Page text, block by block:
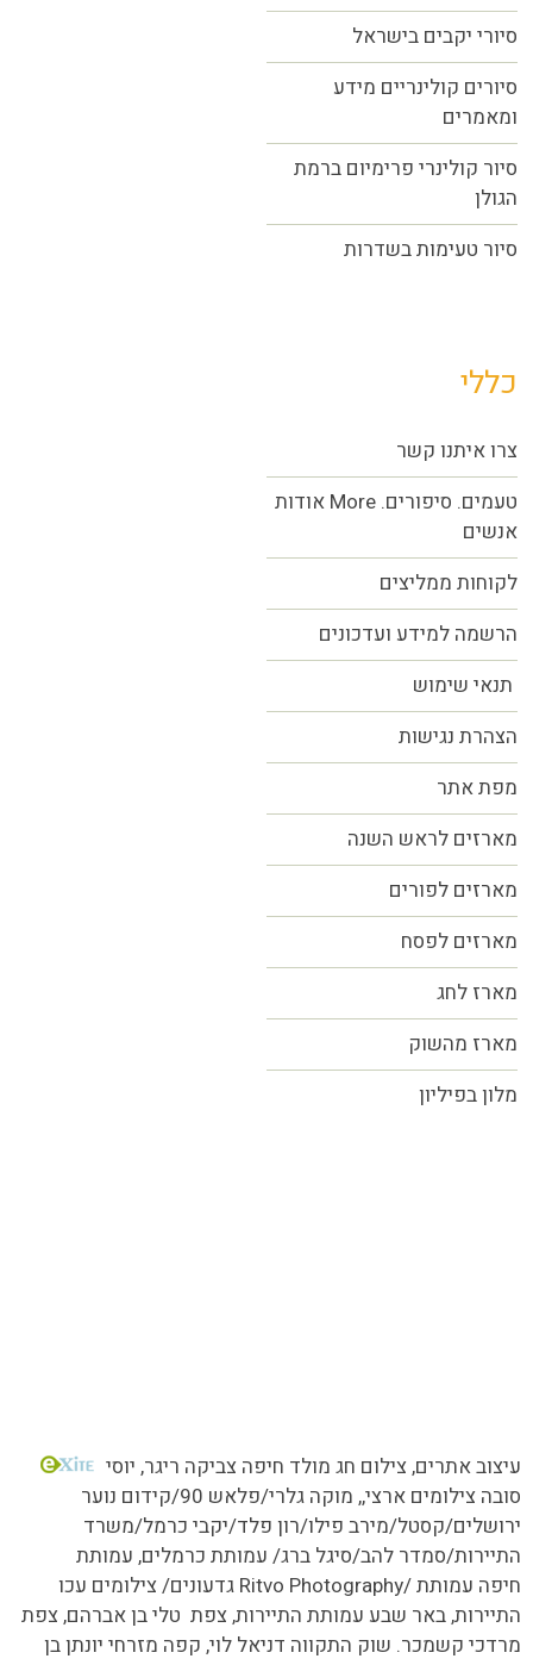
סיורי יקבים בישראל
סיורים קולינריים מידע
ומאמרים
סיור קולינרי פרימיום ברמת
הגולן
סיור טעימות בשדרות
כללי
צרו איתנו קשר
אודות More טעמים. סיפורים.
אנשים
לקוחות ממליצים
הרשמה למידע ועדכונים
הצהרת נגישות
מפת אתר
מארזים לראש השנה
מארזים לפורים
מארזים לפסח
מארז לחג
מארז מהשוק
מלון בפיליון
עיצוב אתרים, צילום חג מולד חיפה צביקה ריגר, יוסי
סובה צילומים ארצי,, מוקה גלרי/
פלאש 90/קידום נוער
ירושלים/קסטל/מירב פילו/רון פלד/יקבי כרמל/משרד
התיירות/סמדר להב/סיגל ברג/ עמותת כרמלים, עמותת
גדעונים/ צילומים עכו Ritvo Photography/ חיפה עמותת
התיירות, באר שבע עמותת התיירות, צפת טלי בן אברהם, צפת
מרדכי קשמכר. שוק התקווה דניאל לוי, קפה מזרחי יונתן בן